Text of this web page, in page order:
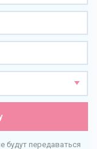
передаваться